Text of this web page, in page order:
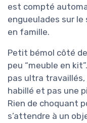
est compté
engueulades sur
en famille.
Petit bémol côté
peu “meuble en
pas ultra travaillés,
habillé et pas une
Rien de choquant
s’attendre à un